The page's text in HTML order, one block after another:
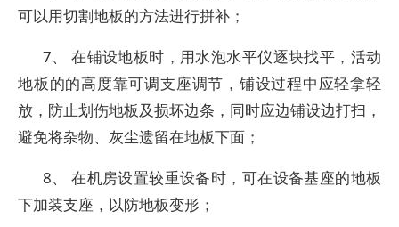
可以用切割地板的方法进行拼补；
7、 在铺设地板时，用水泡水平仪逐块找平，活动
地板的的高度靠可调支座调节，铺设过程中应轻拿轻
放，防止划伤地板及损坏边条，同时应边铺设边打扫，
避免将杂物、灰尘遗留在地板下面；
8、 在机房设置较重设备时，可在设备基座的地板
下加装支座，以防地板变形；